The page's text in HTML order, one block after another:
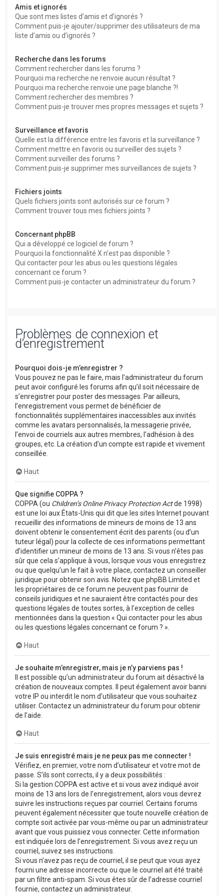
Amis et ignorés
Que sont mes listes d’amis et d’ignorés ?
Comment puis-je ajouter/supprimer des utilisateurs de ma
liste d’amis ou d’ignorés ?
Recherche dans les forums
Comment rechercher dans les forums ?
Pourquoi ma recherche ne renvoie aucun résultat ?
Pourquoi ma recherche renvoie une page blanche ?!
Comment rechercher des membres ?
Comment puis-je trouver mes propres messages et sujets ?
Surveillance et favoris
Quelle est la différence entre les favoris et la surveillance ?
Comment mettre en favoris ou surveiller des sujets ?
Comment surveiller des forums ?
Comment puis-je supprimer mes surveillances de sujets ?
Fichiers joints
Quels fichiers joints sont autorisés sur ce forum ?
Comment trouver tous mes fichiers joints ?
Concernant phpBB
Qui a développé ce logiciel de forum ?
Pourquoi la fonctionnalité X n’est pas disponible ?
Qui contacter pour les abus ou les questions légales
concernant ce forum ?
Comment puis-je contacter un administrateur du forum ?
Problèmes de connexion et
d’enregistrement
Pourquoi dois-je m’enregistrer ?
Vous pouvez ne pas le faire, mais l’administrateur du forum
peut avoir configuré les forums afin qu’il soit nécessaire de
s’enregistrer pour poster des messages. Par ailleurs,
l’enregistrement vous permet de bénéficier de
fonctionnalités supplémentaires inaccessibles aux invités
comme les avatars personnalisés, la messagerie privée,
l’envoi de courriels aux autres membres, l’adhésion à des
groupes, etc. La création d’un compte est rapide et vivement
conseillée.
Haut
Que signifie COPPA ?
COPPA (ou Children’s Online Privacy Protection Actde 1998)
est une loi aux États-Unis qui dit que les sites Internet pouvant
recueillir des informations de mineurs de moins de 13 ans
doivent obtenir le consentement écrit des parents (ou d’un
tuteur légal) pour la collecte de ces informations permettant
d’identifier un mineur de moins de 13 ans. Si vous n’êtes pas
sûr que cela s’applique à vous, lorsque vous vous enregistrez
ou que quelqu’un le fait à votre place, contactez un conseiller
juridique pour obtenir son avis. Notez que phpBB Limited et
les propriétaires de ce forum ne peuvent pas fournir de
conseils juridiques et ne sauraient être contactés pour des
questions légales de toutes sortes, à l’exception de celles
mentionnées dans la question « Qui contacter pour les abus
ou les questions légales concernant ce forum ? ».
Haut
Je souhaite m’enregistrer, mais je n’y parviens pas !
Il est possible qu’un administrateur du forum ait désactivé la
création de nouveaux comptes. Il peut également avoir banni
votre IP ou interdit le nom d’utilisateur que vous souhaitez
utiliser. Contactez un administrateur du forum pour obtenir
de l’aide.
Haut
Je suis enregistré mais je ne peux pas me connecter !
Vérifiez, en premier, votre nom d’utilisateur et votre mot de
passe. S’ils sont corrects, il y a deux possibilités :
Si la gestion COPPA est active et si vous avez indiqué avoir
moins de 13 ans lors de l’enregistrement, alors vous devrez
suivre les instructions reçues par courriel. Certains forums
peuvent également nécessiter que toute nouvelle création de
compte soit activée par vous-même ou par un administrateur
avant que vous puissiez vous connecter. Cette information
est indiquée lors de l’enregistrement. Si vous avez reçu un
courriel, suivez ses instructions.
Si vous n’avez pas reçu de courriel, il se peut que vous ayez
fourni une adresse incorrecte ou que le courriel ait été traité
par un filtre anti-spam. Si vous êtes sûr de l’adresse courriel
fournie, contactez un administrateur.